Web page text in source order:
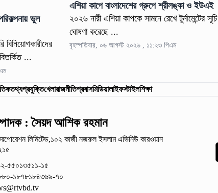
ভুল
বিনিয়োগকারীদের
...
এশিয়া কাপে বাংলাদেশের গ্রুপে শ্রীলঙ্কা ও ইউএই
২০২৬ নারী এশিয়া কাপকে সামনে রেখে টুর্নামেন্টের সূচি
ঘোষণা করেছে ...
বৃহস্পতিবার, ০৬ আগস্ট ২০২৬ , ১১:২৩ পিএম
তথ্যপ্রযুক্তিখেলারাজনীতিপ্রবাসমিডিয়ালাইফস্টাইলশিক্ষা
: সৈয়দ আশিক রহমান
করপোরেশন লিমিটেড,১০২ কাজী নজরুল ইসলামএভিনিউ কারওয়ান
৫৫০১৩৫১১-১৫
১৮৭৮১৮৪৩৬৯-৭০